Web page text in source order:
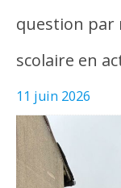
question par
scolaire en
11 juin 2026